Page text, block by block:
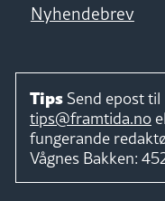
Nyhendebrev
Tips Send epost til
tips@framtida.no
fungerande
Vågnes Bakken: